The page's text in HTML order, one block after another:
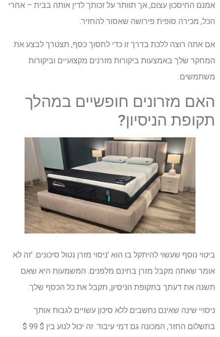
אמנם החיסכון עצום, אך תוותר על זכותך לדין אותה בבית – אחרי
הכל, מכירה סופית פירושה שאסור להחזיר.
אם אתה רוצה ללכת בדרך זו כדי לחסוך כסף, תצטרך לבצע את
המחקר שלך באמצעות ביקורות מזרנים מקצועיים וביקורות
משתמשים.
האם מזרונים חופשיים במהלך
תקופת הניסיון?
ביטוי נוסף שעשוי להיתקל בו הוא 'ניסוי מזרן נטול סיכונים. 'זה לא
אומר שאתה מקבל מזרן בחינם מלפנים. המשמעות היא שאם
תשנה את דעתך בתקופת הניסיון, תקבל את כל הכסף שלך.
ניסויי שינה שאינם נחשבים ללא סיכון עשויים לגבות אותך
בתשלום החזר, המכונה גם דמי עיבוד. זה יכול לנוע בין $ 99 $